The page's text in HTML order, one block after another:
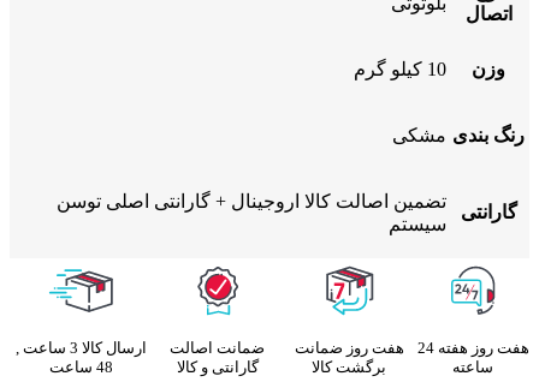
اتصال
وزن 10 کیلو گرم
رنگ بندی مشکی
گارانتی
تضمین اصالت کالا اروجینال + گارانتی اصلی توسن
سیستم
هفت روز هفته 24
ساعته
هفت روز ضمانت
برگشت کالا
ضمانت اصالت
گارانتی و کالا
ارسال کالا 3 ساعت ,
48 ساعت